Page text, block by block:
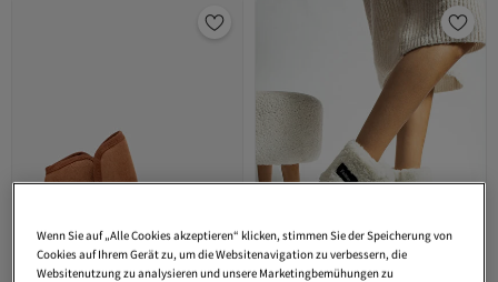
Wenn Sie auf „Alle Cookies akzeptieren“ klicken, stimmen Sie der Speicherung von
Cookies auf Ihrem Gerät zu, um die Websitenavigation zu verbessern, die
Websitenutzung zu analysieren und unsere Marketingbemühungen zu